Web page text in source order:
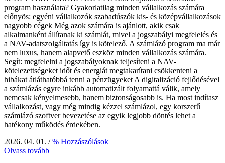
program használata? Gyakorlatilag minden vállalkozás számára
előnyös: egyéni vállalkozók szabadúszók kis- és középvállalkozások
nagyobb cégek Még azok számára is ajánlott, akik csak
alkalmanként állítanak ki számlát, mivel a jogszabályi megfelelés és
a NAV-adatszolgáltatás így is kötelező. A számlázó program ma már
nem luxus, hanem alapvető eszköz minden vállalkozás számára.
Segít: megfelelni a jogszabályoknak teljesíteni a NAV-
kötelezettségeket időt és energiát megtakarítani csökkenteni a
hibákat átláthatóbbá tenni a pénzügyeket A digitalizáció fejlődésével
a számlázás egyre inkább automatizált folyamattá válik, amely
nemcsak kényelmesebb, hanem biztonságosabb is. Ha most indítasz
vállalkozást, vagy még mindig kézzel számlázol, egy korszerű
számlázó szoftver bevezetése az egyik legjobb döntés lehet a
hatékony működés érdekében.
2026. 04. 01. / % Hozzászólások
Olvass tovább